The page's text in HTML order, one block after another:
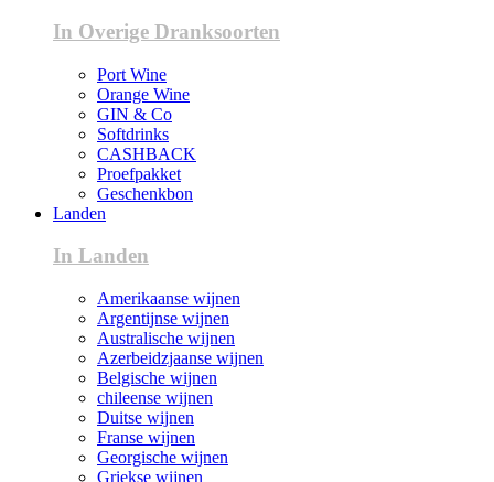
In Overige Dranksoorten
Port Wine
Orange Wine
GIN & Co
Softdrinks
CASHBACK
Proefpakket
Geschenkbon
Landen
In Landen
Amerikaanse wijnen
Argentijnse wijnen
Australische wijnen
Azerbeidzjaanse wijnen
Belgische wijnen
chileense wijnen
Duitse wijnen
Franse wijnen
Georgische wijnen
Griekse wijnen